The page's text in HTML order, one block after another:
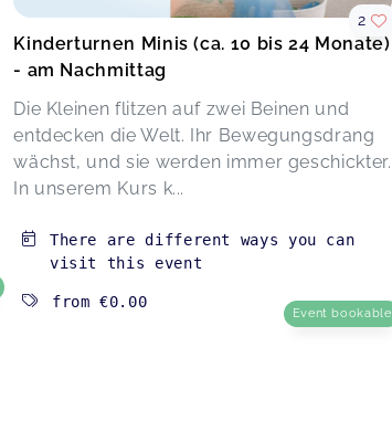
Kinderturnen Minis (ca. 10 bis 24 Monate)
- am Nachmittag
Die Kleinen flitzen auf zwei Beinen und
entdecken die Welt. Ihr Bewegungsdrang
wächst, und sie werden immer geschickter.
In unserem Kurs k...
2
There are different ways you can
visit this event
from€0.00
Event bookable